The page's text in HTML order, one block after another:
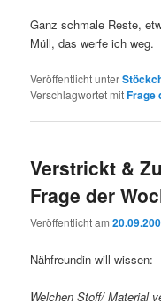
Ganz schmale Reste,
Müll, das werfe ich weg.
Veröffentlicht unter
Verschlagwortet mitFrage
Verstrickt &
Frage der
Veröffentlicht am
Nähfreundin will wissen:
Welchen Stoff/ Material